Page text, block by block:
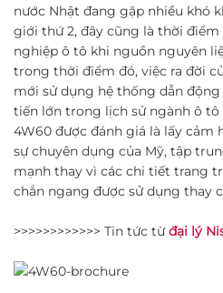
nước Nhật đang gặp nhiều khó
giới thứ 2, đây cũng là thời
nghiệp ô tô khi nguồn nguyên
trong thời điểm đó, việc ra đời
mới sử dụng hệ thống dẫn
tiến lớn trong lịch sử ngành ô tô
4W60 được đánh giá là lấy cảm
sự chuyên dụng của Mỹ, tập
mạnh thay vì các chi tiết trang
chắn ngang được sử dụng thay
>>>>>>>>>>>> Tin tức từđại lý